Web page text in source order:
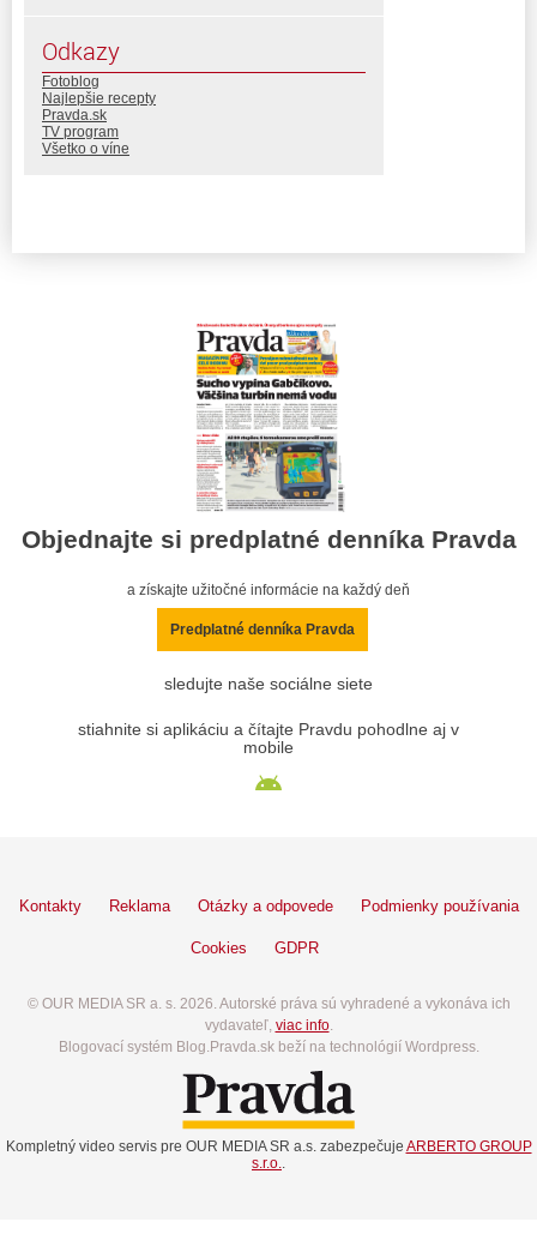
Odkazy
Fotoblog
Najlepšie recepty
Pravda.sk
TV program
Všetko o víne
Objednajte si predplatné denníka Pravda
a získajte užitočné informácie na každý deň
Predplatné denníka Pravda
sledujte naše sociálne siete
stiahnite si aplikáciu a čítajte Pravdu pohodlne aj v
mobile
Kontakty Reklama Otázky a odpovede Podmienky používania
Cookies GDPR
© OUR MEDIA SR a. s. 2026. Autorské práva sú vyhradené a vykonáva ich
vydavateľ, viac info.
Blogovací systém Blog.Pravda.sk beží na technológií Wordpress.
Kompletný video servis pre OUR MEDIA SR a.s. zabezpečuje ARBERTO GROUP
s.r.o.